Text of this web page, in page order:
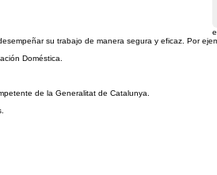
su trabajo de manera segura y eficaz. Por
Doméstica.
de la Generalitat de Catalunya.